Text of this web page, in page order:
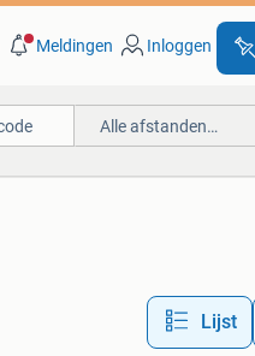
Meldingen Inloggen
Alle afstanden…
Lijst